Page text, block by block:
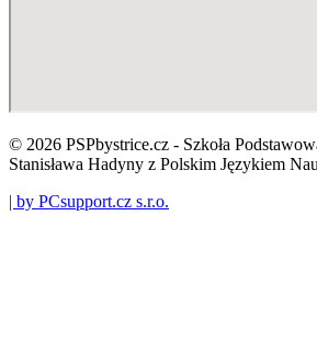
© 2026 PSPbystrice.cz - Szkoła
Stanisława Hadyny z Polskim Językiem
| by PCsupport.cz s.r.o.